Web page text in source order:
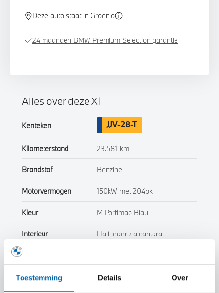
Toestemming Details Over
Deze auto staat in Groenlo
24 maanden BMW Premium Selection garantie
Alles over deze X1
Kenteken JJV-28-T
Kilometerstand 23.581 km
Brandstof Benzine
Motorvermogen 150kW met 204pk
Kleur M Portimao Blau
Interieur Half leder / alcantara
Btw/Marge